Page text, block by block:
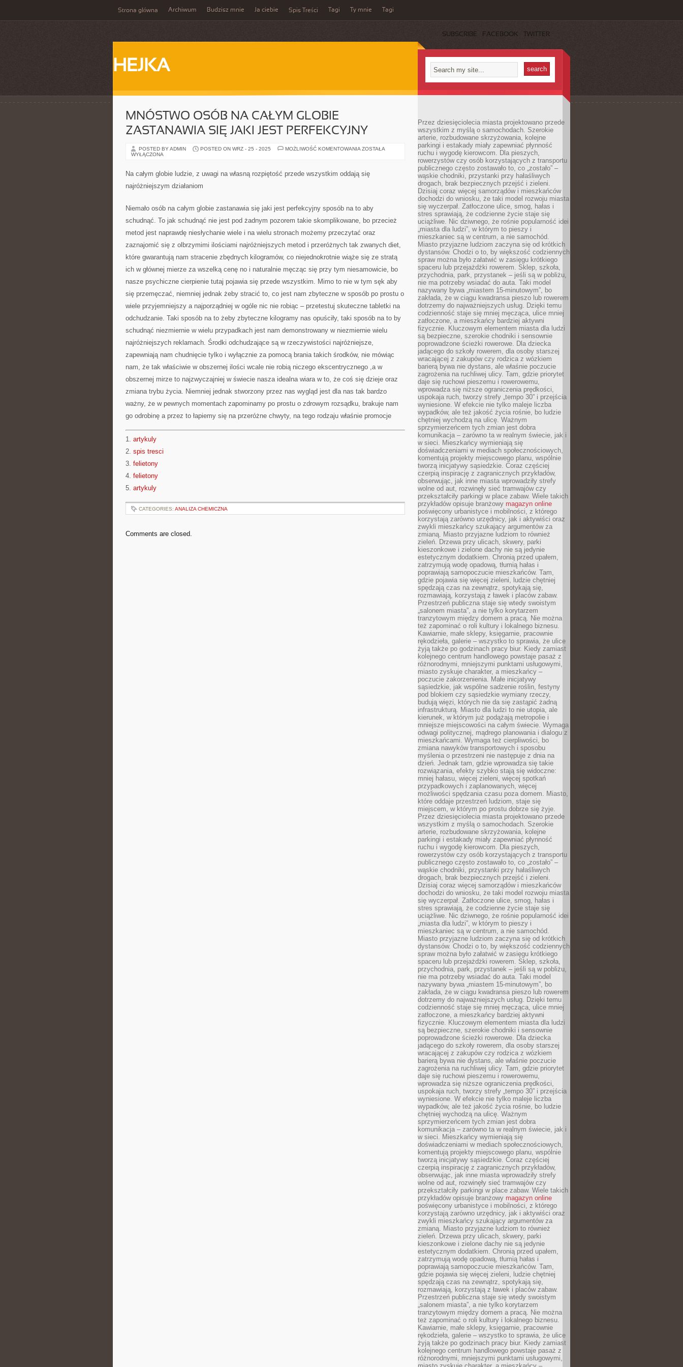
Strona główna Archiwum Budzisz mnie Ja ciebie Spis Treści Tagi Ty mnie Tagi
SUBSCRIBE FACEBOOK TWITTER
HEJKA
MNÓSTWO OSÓB NA CAŁYM GLOBIE
ZASTANAWIA SIĘ JAKI JEST PERFEKCYJNY
POSTED BY ADMIN POSTED ON WRZ - 25 - 2025 MOŻLIWOŚĆ KOMENTOWANIA MNÓSTWO
GLOBIE
ZASTANAWIA
ZOSTAŁA
WYŁĄCZONA
Na całym globie ludzie, z uwagi na własną rozpiętość przede wszystkim oddają się
najróżniejszym działaniom
Niemało osób na całym globie zastanawia się jaki jest perfekcyjny sposób na to aby
schudnąć. To jak schudnąć nie jest pod żadnym pozorem takie skomplikowane, bo przecież
metod jest naprawdę niesłychanie wiele i na wielu stronach możemy przeczytać oraz
zaznajomić się z olbrzymimi ilościami najróżniejszych metod i przeróżnych tak zwanych diet,
które gwarantują nam stracenie zbędnych kilogramów, co niejednokrotnie wiąże się ze stratą
ich w głównej mierze za wszelką cenę no i naturalnie męcząc się przy tym niesamowicie, bo
nasze psychiczne cierpienie tutaj pojawia się przede wszystkim. Mimo to nie w tym sęk aby
się przemęczać, niemniej jednak żeby stracić to, co jest nam zbyteczne w sposób po prostu o
wiele przyjemniejszy a najporządniej w ogóle nic nie robiąc – przetestuj skuteczne tabletki na
odchudzanie. Taki sposób na to żeby zbyteczne kilogramy nas opuściły, taki sposób na to by
schudnąć niezmiernie w wielu przypadkach jest nam demonstrowany w niezmiernie wielu
najróżniejszych reklamach. Środki odchudzające są w rzeczywistości najróżniejsze,
zapewniają nam chudnięcie tylko i wyłącznie za pomocą brania takich środków, nie mówiąc
nam, że tak właściwie w obszernej ilości wcale nie robią niczego ekscentrycznego ,a w
obszernej mirze to najzwyczajniej w świecie nasza idealna wiara w to, że coś się dzieje oraz
zmiana trybu życia. Niemniej jednak stworzony przez nas wygląd jest dla nas tak bardzo
ważny, że w pewnych momentach zapominamy po prostu o zdrowym rozsądku, brakuje nam
go odrobinę a przez to łapiemy się na przeróżne chwyty, na tego rodzaju właśnie promocje
1. artykuly
2. spis tresci
3. felietony
4. felietony
5. artykuly
CATEGORIES: ANALIZA CHEMICZNA
Comments are closed.
Przez dziesięciolecia miasta projektowano przede
wszystkim z myślą o samochodach. Szerokie
arterie, rozbudowane skrzyżowania, kolejne
parkingi i estakady miały zapewniać płynność
ruchu i wygodę kierowcom. Dla pieszych,
rowerzystów czy osób korzystających z transportu
publicznego często zostawało to, co „zostało” –
wąskie chodniki, przystanki przy hałaśliwych
drogach, brak bezpiecznych przejść i zieleni.
Dzisiaj coraz więcej samorządów i mieszkańców
dochodzi do wniosku, że taki model rozwoju miasta
się wyczerpał. Zatłoczone ulice, smog, hałas i
stres sprawiają, że codzienne życie staje się
uciążliwe. Nic dziwnego, że rośnie popularność idei
„miasta dla ludzi”, w którym to pieszy i
mieszkaniec są w centrum, a nie samochód.
Miasto przyjazne ludziom zaczyna się od krótkich
dystansów. Chodzi o to, by większość codziennych
spraw można było załatwić w zasięgu krótkiego
spaceru lub przejażdżki rowerem. Sklep, szkoła,
przychodnia, park, przystanek – jeśli są w pobliżu,
nie ma potrzeby wsiadać do auta. Taki model
nazywany bywa „miastem 15-minutowym”, bo
zakłada, że w ciągu kwadransa pieszo lub rowerem
dotrzemy do najważniejszych usług. Dzięki temu
codzienność staje się mniej męcząca, ulice mniej
zatłoczone, a mieszkańcy bardziej aktywni
fizycznie. Kluczowym elementem miasta dla ludzi
są bezpieczne, szerokie chodniki i sensownie
poprowadzone ścieżki rowerowe. Dla dziecka
jadącego do szkoły rowerem, dla osoby starszej
wracającej z zakupów czy rodzica z wózkiem
barierą bywa nie dystans, ale właśnie poczucie
zagrożenia na ruchliwej ulicy. Tam, gdzie priorytet
daje się ruchowi pieszemu i rowerowemu,
wprowadza się niższe ograniczenia prędkości,
uspokaja ruch, tworzy strefy „tempo 30” i przejścia
wyniesione. W efekcie nie tylko maleje liczba
wypadków, ale też jakość życia rośnie, bo ludzie
chętniej wychodzą na ulicę. Ważnym
sprzymierzeńcem tych zmian jest dobra
komunikacja – zarówno ta w realnym świecie, jak i
w sieci. Mieszkańcy wymieniają się
doświadczeniami w mediach społecznościowych,
komentują projekty miejscowego planu, wspólnie
tworzą inicjatywy sąsiedzkie. Coraz częściej
czerpią inspirację z zagranicznych przykładów,
obserwując, jak inne miasta wprowadziły strefy
wolne od aut, rozwinęły sieć tramwajów czy
przekształciły parkingi w place zabaw. Wiele takich
przykładów opisuje branżowy magazyn online
poświęcony urbanistyce i mobilności, z którego
korzystają zarówno urzędnicy, jak i aktywiści oraz
zwykli mieszkańcy szukający argumentów za
zmianą. Miasto przyjazne ludziom to również
zieleń. Drzewa przy ulicach, skwery, parki
kieszonkowe i zielone dachy nie są jedynie
estetycznym dodatkiem. Chronią przed upałem,
zatrzymują wodę opadową, tłumią hałas i
poprawiają samopoczucie mieszkańców. Tam,
gdzie pojawia się więcej zieleni, ludzie chętniej
spędzają czas na zewnątrz, spotykają się,
rozmawiają, korzystają z ławek i placów zabaw.
Przestrzeń publiczna staje się wtedy swoistym
„salonem miasta”, a nie tylko korytarzem
tranzytowym między domem a pracą. Nie można
też zapominać o roli kultury i lokalnego biznesu.
Kawiarnie, małe sklepy, księgarnie, pracownie
rękodzieła, galerie – wszystko to sprawia, że ulice
żyją także po godzinach pracy biur. Kiedy zamiast
kolejnego centrum handlowego powstaje pasaż z
różnorodnymi, mniejszymi punktami usługowymi,
miasto zyskuje charakter, a mieszkańcy –
poczucie zakorzenienia. Małe inicjatywy
sąsiedzkie, jak wspólne sadzenie roślin, festyny
pod blokiem czy sąsiedzkie wymiany rzeczy,
budują więzi, których nie da się zastąpić żadną
infrastrukturą. Miasto dla ludzi to nie utopia, ale
kierunek, w którym już podążają metropolie i
mniejsze miejscowości na całym świecie. Wymaga
odwagi politycznej, mądrego planowania i dialogu z
mieszkańcami. Wymaga też cierpliwości, bo
zmiana nawyków transportowych i sposobu
myślenia o przestrzeni nie następuje z dnia na
dzień. Jednak tam, gdzie wprowadza się takie
rozwiązania, efekty szybko stają się widoczne:
mniej hałasu, więcej zieleni, więcej spotkań
przypadkowych i zaplanowanych, więcej
możliwości spędzania czasu poza domem. Miasto,
które oddaje przestrzeń ludziom, staje się
miejscem, w którym po prostu dobrze się żyje.
Przez dziesięciolecia miasta projektowano przede
wszystkim z myślą o samochodach. Szerokie
arterie, rozbudowane skrzyżowania, kolejne
parkingi i estakady miały zapewniać płynność
ruchu i wygodę kierowcom. Dla pieszych,
rowerzystów czy osób korzystających z transportu
publicznego często zostawało to, co „zostało” –
wąskie chodniki, przystanki przy hałaśliwych
drogach, brak bezpiecznych przejść i zieleni.
Dzisiaj coraz więcej samorządów i mieszkańców
dochodzi do wniosku, że taki model rozwoju miasta
się wyczerpał. Zatłoczone ulice, smog, hałas i
stres sprawiają, że codzienne życie staje się
uciążliwe. Nic dziwnego, że rośnie popularność idei
„miasta dla ludzi”, w którym to pieszy i
mieszkaniec są w centrum, a nie samochód.
Miasto przyjazne ludziom zaczyna się od krótkich
dystansów. Chodzi o to, by większość codziennych
spraw można było załatwić w zasięgu krótkiego
spaceru lub przejażdżki rowerem. Sklep, szkoła,
przychodnia, park, przystanek – jeśli są w pobliżu,
nie ma potrzeby wsiadać do auta. Taki model
nazywany bywa „miastem 15-minutowym”, bo
zakłada, że w ciągu kwadransa pieszo lub rowerem
dotrzemy do najważniejszych usług. Dzięki temu
codzienność staje się mniej męcząca, ulice mniej
zatłoczone, a mieszkańcy bardziej aktywni
fizycznie. Kluczowym elementem miasta dla ludzi
są bezpieczne, szerokie chodniki i sensownie
poprowadzone ścieżki rowerowe. Dla dziecka
jadącego do szkoły rowerem, dla osoby starszej
wracającej z zakupów czy rodzica z wózkiem
barierą bywa nie dystans, ale właśnie poczucie
zagrożenia na ruchliwej ulicy. Tam, gdzie priorytet
daje się ruchowi pieszemu i rowerowemu,
wprowadza się niższe ograniczenia prędkości,
uspokaja ruch, tworzy strefy „tempo 30” i przejścia
wyniesione. W efekcie nie tylko maleje liczba
wypadków, ale też jakość życia rośnie, bo ludzie
chętniej wychodzą na ulicę. Ważnym
sprzymierzeńcem tych zmian jest dobra
komunikacja – zarówno ta w realnym świecie, jak i
w sieci. Mieszkańcy wymieniają się
doświadczeniami w mediach społecznościowych,
komentują projekty miejscowego planu, wspólnie
tworzą inicjatywy sąsiedzkie. Coraz częściej
czerpią inspirację z zagranicznych przykładów,
obserwując, jak inne miasta wprowadziły strefy
wolne od aut, rozwinęły sieć tramwajów czy
przekształciły parkingi w place zabaw. Wiele takich
przykładów opisuje branżowy magazyn online
poświęcony urbanistyce i mobilności, z którego
korzystają zarówno urzędnicy, jak i aktywiści oraz
zwykli mieszkańcy szukający argumentów za
zmianą. Miasto przyjazne ludziom to również
zieleń. Drzewa przy ulicach, skwery, parki
kieszonkowe i zielone dachy nie są jedynie
estetycznym dodatkiem. Chronią przed upałem,
zatrzymują wodę opadową, tłumią hałas i
poprawiają samopoczucie mieszkańców. Tam,
gdzie pojawia się więcej zieleni, ludzie chętniej
spędzają czas na zewnątrz, spotykają się,
rozmawiają, korzystają z ławek i placów zabaw.
Przestrzeń publiczna staje się wtedy swoistym
„salonem miasta”, a nie tylko korytarzem
tranzytowym między domem a pracą. Nie można
też zapominać o roli kultury i lokalnego biznesu.
Kawiarnie, małe sklepy, księgarnie, pracownie
rękodzieła, galerie – wszystko to sprawia, że ulice
żyją także po godzinach pracy biur. Kiedy zamiast
kolejnego centrum handlowego powstaje pasaż z
różnorodnymi, mniejszymi punktami usługowymi,